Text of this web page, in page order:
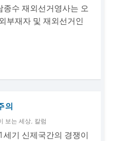
수 재외선거영사는 오
부재자 및 재외선거인
의
보는 세상 칼럼
기 신제국간의 경쟁이